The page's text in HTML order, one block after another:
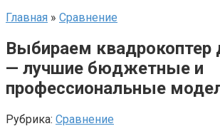
Главная » Сравнение
Выбираем квадрокоптер
— лучшие бюджетные и
профессиональные
Рубрика: Сравнение